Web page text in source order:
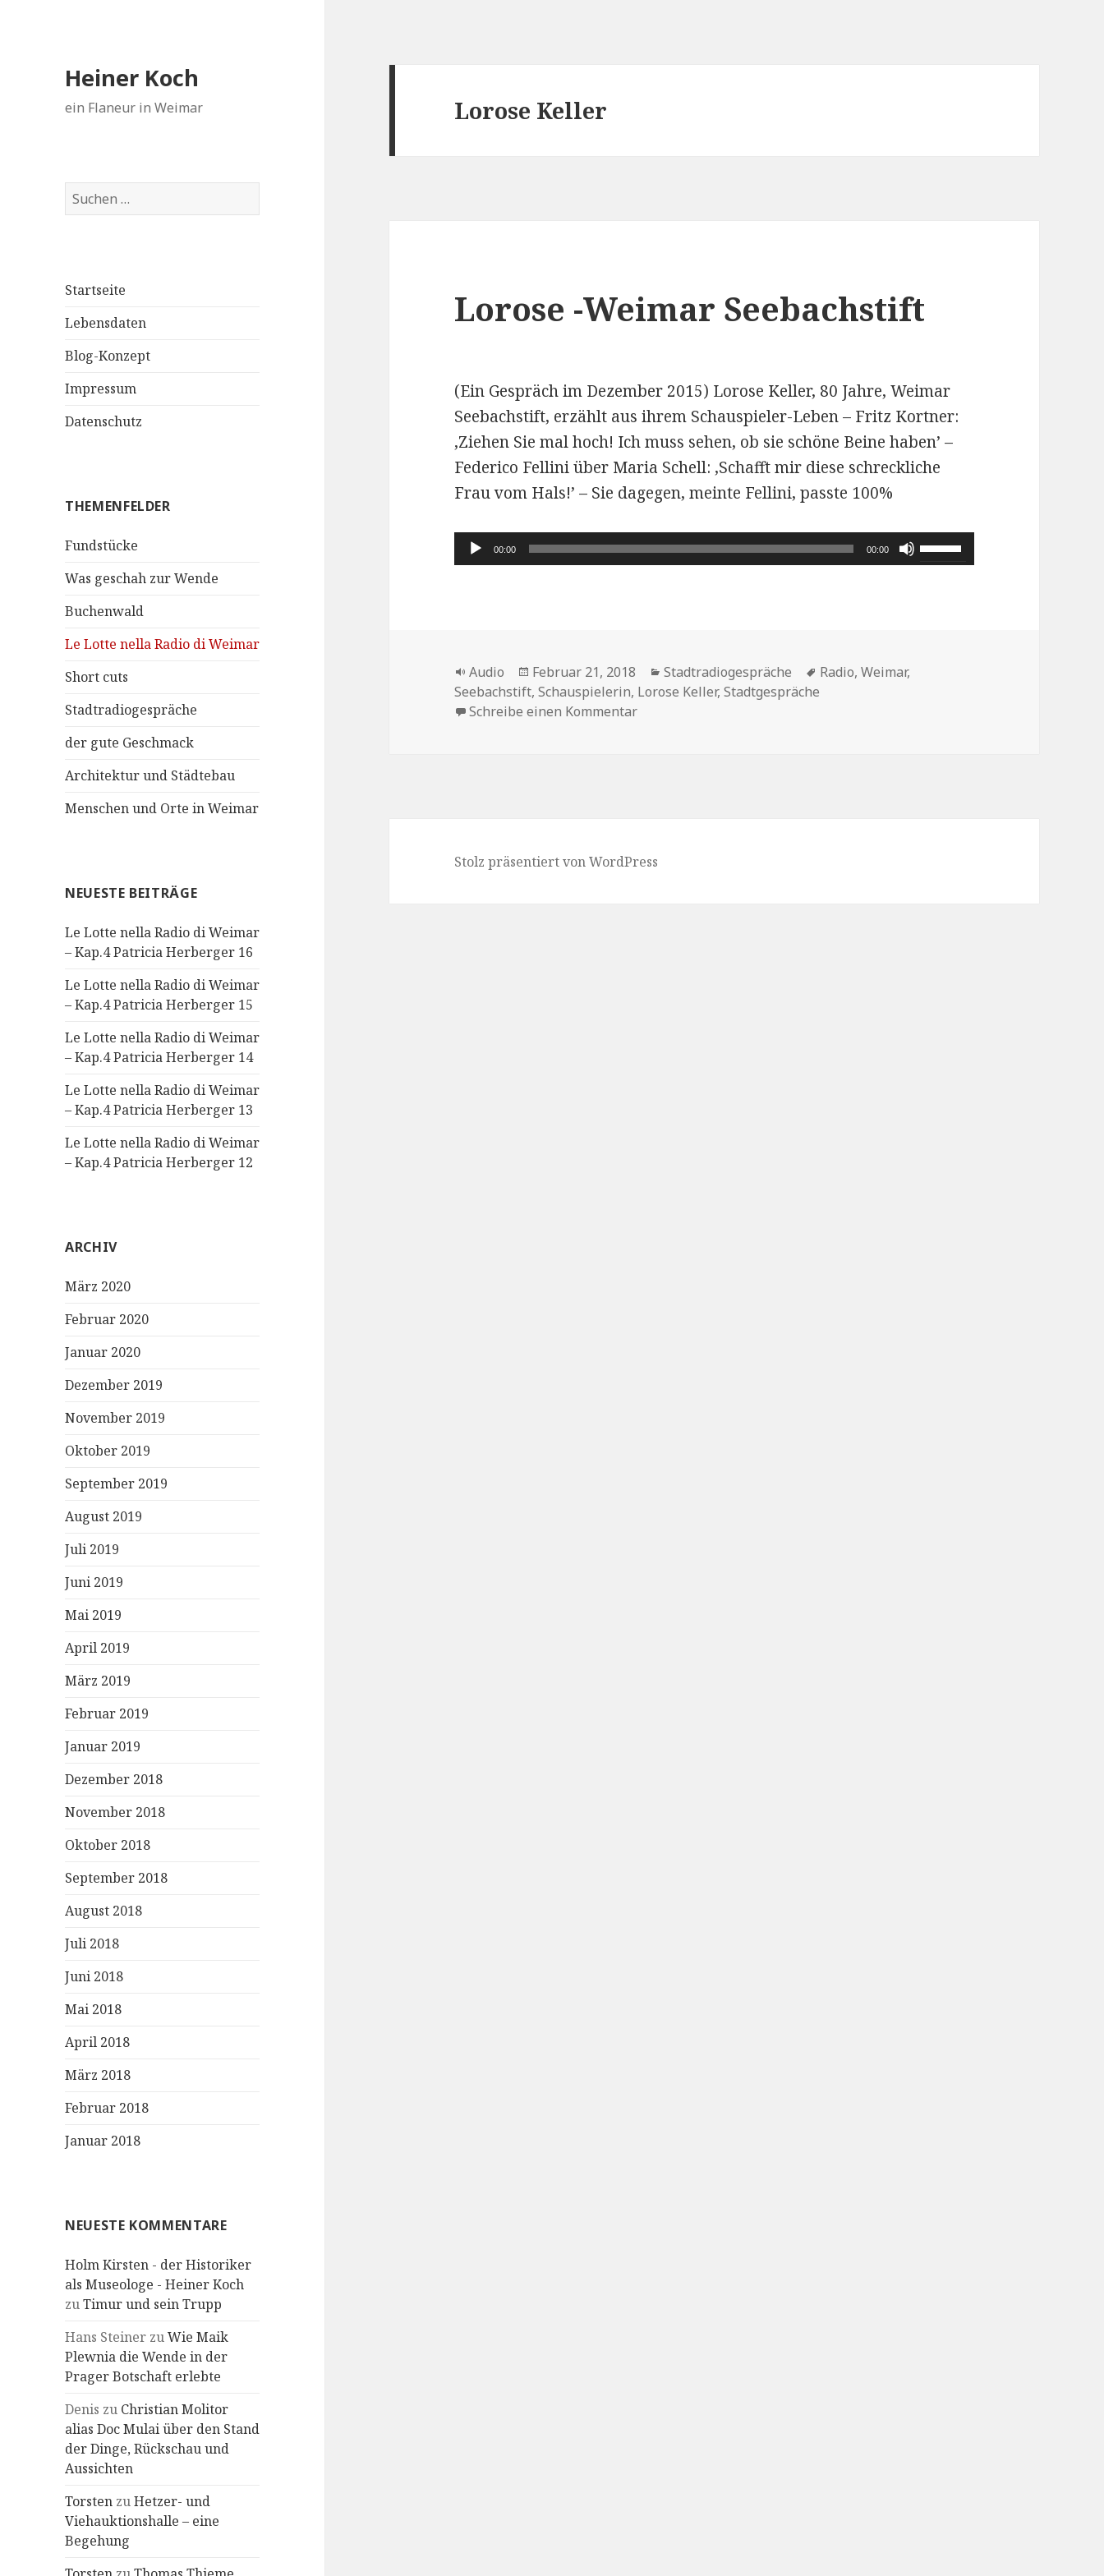
Heiner Koch
ein Flaneur in Weimar
Suchen
nach:
Startseite
Lebensdaten
Blog-Konzept
Impressum
Datenschutz
THEMENFELDER
Fundstücke
Was geschah zur Wende
Buchenwald
Le Lotte nella Radio di Weimar
Short cuts
Stadtradiogespräche
der gute Geschmack
Architektur und Städtebau
Menschen und Orte in Weimar
NEUESTE BEITRÄGE
Le Lotte nella Radio di Weimar
– Kap.4 Patricia Herberger 16
Le Lotte nella Radio di Weimar
– Kap.4 Patricia Herberger 15
Le Lotte nella Radio di Weimar
– Kap.4 Patricia Herberger 14
Le Lotte nella Radio di Weimar
– Kap.4 Patricia Herberger 13
Le Lotte nella Radio di Weimar
– Kap.4 Patricia Herberger 12
ARCHIV
März 2020
Februar 2020
Januar 2020
Dezember 2019
November 2019
Oktober 2019
September 2019
August 2019
Juli 2019
Juni 2019
Mai 2019
April 2019
März 2019
Februar 2019
Januar 2019
Dezember 2018
November 2018
Oktober 2018
September 2018
August 2018
Juli 2018
Juni 2018
Mai 2018
April 2018
März 2018
Februar 2018
Januar 2018
NEUESTE KOMMENTARE
Holm Kirsten - der Historiker
als Museologe - Heiner Koch
zuTimur und sein Trupp
Hans Steiner zuWie Maik
Plewnia die Wende in der
Prager Botschaft erlebte
Denis zu Christian Molitor
alias Doc Mulai über den Stand
der Dinge, Rückschau und
Aussichten
Torsten zuHetzer- und
Viehauktionshalle – eine
Begehung
Lorose Keller
Lorose -Weimar Seebachstift
(Ein Gespräch im Dezember 2015) Lorose Keller, 80 Jahre, Weimar
Seebachstift, erzählt aus ihrem Schauspieler-Leben – Fritz Kortner:
,Ziehen Sie mal hoch! Ich muss sehen, ob sie schöne Beine haben’ –
Federico Fellini über Maria Schell: ,Schafft mir diese schreckliche
Frau vom Hals!’ – Sie dagegen, meinte Fellini, passte 100%
Audio-
Player
00:00 00:00
Pfeiltasten
Hoch/Runter
Format
Audio
Veröffentlicht
am
Februar 21, 2018 Kategorien
Stadtradiogespräche Schlagwörter
Radio,Weimar,
Seebachstift,Schauspielerin, Lorose Keller,Stadtgespräche
Schreibe einen Kommentarzu Lorose -Weimar Seebachstift
Stolz präsentiert von WordPress